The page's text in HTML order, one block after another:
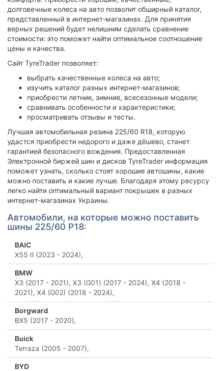
долговечные колеса на авто позволит обширный каталог,
представленный в интернет-магазинах. Для принятия
верных решений будет нелишним сделать сравнение
стоимости: это поможет найти оптимальное соотношение
цены и качества.
Сайт TyreTrader позволяет:
выбрать качественные колеса на авто;
изучить каталог разных интернет-магазинов;
приобрести летние, зимние, всесезонные модели;
сравнивать особенности и характеристики;
просматривать отзывы и тесты.
Лучшая автомобильная резина 225/60 R18, которую
удастся приобрести недорого и даже дёшево, станет
гарантией безопасного вождения. Предоставленная
Электронной биржей шин и дисков TyreTrader информация
поможет узнать, сколько стоят хорошие автошины, какие
можно поставить и какие лучше. Благодаря этому ресурсу
легко найти оптимальный вариант покрышек в разных
интернет-магазинах Украины.
Автомобили, на которые можно поставить
шины 225/60 Р18:
BAIC
X55 II (2023 - 2024),
BMW
X3 (2017 - 2021), X3 (G01) (2017 - 2024), X4 (2018 -
2021), X4 (G02) (2018 - 2024),
Borgward
BX5 (2017 - 2020),
Buick
Terraza (2005 - 2007),
BYD